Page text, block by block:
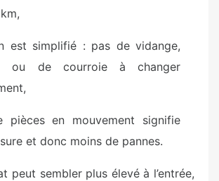
est simplifié : pas de vidange,
ou de courroie à changer
pièces en mouvement signifie
et donc moins de pannes.
peut sembler plus élevé à l’entrée,